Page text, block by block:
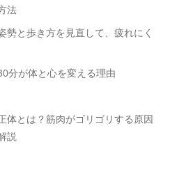
法
勢と歩き方を見直して、疲れにく
分が体と心を変える理由
体とは？筋肉がゴリゴリする原因
説